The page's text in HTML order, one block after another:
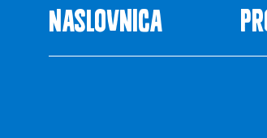
Naslovnica